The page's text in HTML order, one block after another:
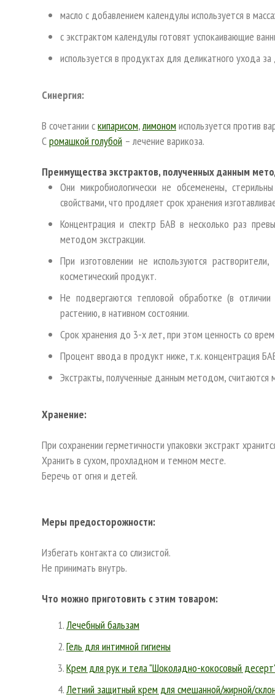
масло с добавлением календулы используется в
с экстрактом календулы готовят успокаивающие
используется в продуктах для деликатного ухода
Синергия:
В сочетании скипарисом,лимоном используется против
Сромашкой голубой – лечение варикоза.
Преимущества экстрактов, полученных данным
Они микробиологически не обсеменены,
свойствами, что продляет срок хранения
Концентрация и спектр БАВ в несколько раз
методом экстракции.
При изготовлении не используются
косметический продукт.
Не подвергаются тепловой обработке (в
растению, в нативном состоянии.
Срок хранения до 3-х лет, при этом ценность со
Процент ввода в продукт ниже, т.к. концентрация
Экстракты, полученные данным методом, считаются
Хранение:
При сохранении герметичности упаковки экстракт
Хранить в сухом, прохладном и темном месте.
Беречь от огня и детей.
Меры предосторожности:
Избегать контакта со слизистой.
Не принимать внутрь.
Что можно приготовить с этим товаром:
Лечебный бальзам
Гель для интимной гигиены
Крем для рук и тела "Шоколадно-кокосовый
Летний защитный крем для смешанной/жирной/